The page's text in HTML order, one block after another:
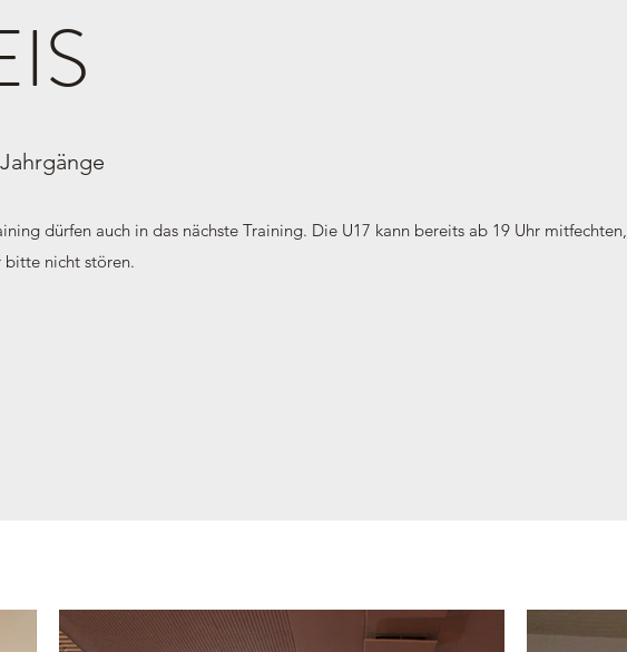
dürfen auch in das nächste Training. Die U17 kann bereits ab 19 Uhr mitfechten,
bitte nicht stören.